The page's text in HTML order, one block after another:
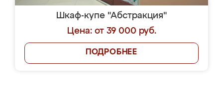
Шкаф-купе "Абстракция"
Цена: от 39 000 руб.
ПОДРОБНЕЕ